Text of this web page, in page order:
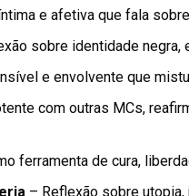
e afetiva que fala
sobre identidade
e envolvente que
com outras MCs,
ferramenta de cura,
– Reflexão sobre